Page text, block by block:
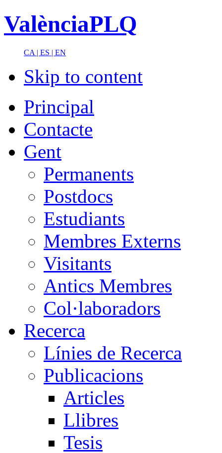
ValènciaPLQ
CA | ES | EN
Skip to content
Principal
Contacte
Gent
Permanents
Postdocs
Estudiants
Membres Externs
Visitants
Antics Membres
Col·laboradors
Recerca
Línies de Recerca
Publicacions
Articles
Llibres
Tesis